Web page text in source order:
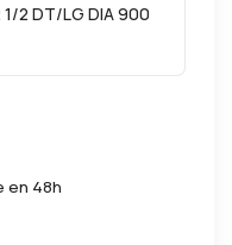
2 DT/LG DIA 900
en 48h